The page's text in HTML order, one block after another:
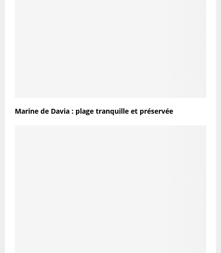
Marine de Davia : plage tranquille et préservée